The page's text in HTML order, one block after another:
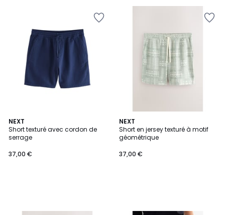
NEXT
Short texturé avec cordon de
serrage
37,00 €
NEXT
Short en jersey texturé à motif
géométrique
37,00 €